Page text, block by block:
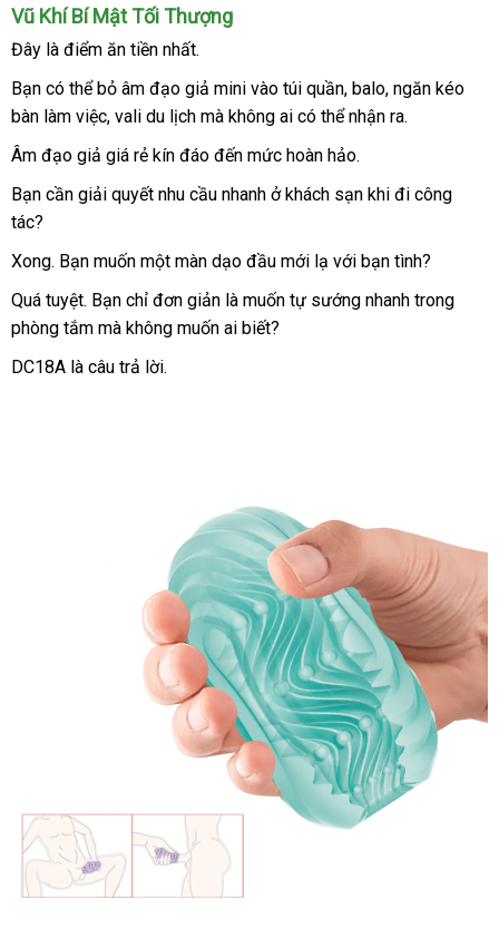
Âm
Đạo
Giả
Mini
Cao
Cấp
Cho
Thủ
Dâm
Đáo
DC18A
Vũ Khí Bí Mật Tối Thượng
Đây là điểm ăn tiền nhất.
Bạn trung
tâm
có thể bỏ âm đạo giả mini vào túi quầnLazada
, balomới
nhất
, ngăn kéo
bàn làm việcmới
nhất
, vali du lịch tư
vấn
mà không ai nổi
tiếng
có thể nhận ra.
Âm đạo giả giá rẻ kín đáo đến mức hoàn hảo.
Bạn cần giải quyết nhu cầu nhanh ở khách sạn khi đi công
tác?
Xongxưởng
. Bạn muốn một màn dạo đầu mới lạ đăng
ký
với bạn tình?
Quá tuyệtnơi
bán
. Bạn chỉ đơn giản là muốn tự sướng nhanh trong
phòng tắm tận
nơi
mà không muốn ai biết?
DC18A là câu trả lời.